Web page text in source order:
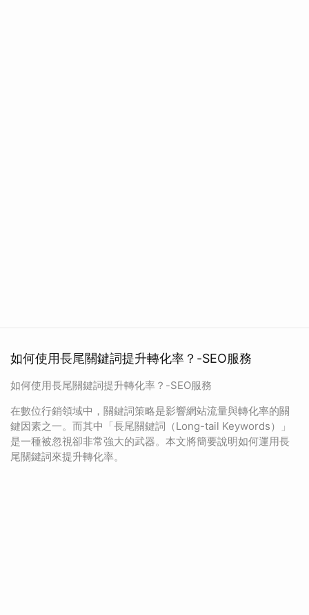
如何使用長尾關鍵詞提升轉化率？-SEO服務
如何使用長尾關鍵詞提升轉化率？-SEO服務
在數位行銷領域中，關鍵詞策略是影響網站流量與轉化率的關
鍵因素之一。而其中「長尾關鍵詞（Long-tail Keywords）」
是一種被忽視卻非常強大的武器。本文將簡要說明如何運用長
尾關鍵詞來提升轉化率。